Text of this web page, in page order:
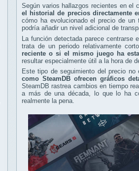
Según varios hallazgos recientes en el
el historial de precios directamente
cómo ha evolucionado el precio de
podría añadir un nivel adicional de
La función detectada parece centrarse
trata de un periodo relativamente
reciente o si el mismo juego ha
resultar especialmente útil a la hora de
Este tipo de seguimiento del precio
como SteamDB ofrecen gráficos
SteamDB rastrea cambios en tiempo
a más de una década, lo que lo ha
realmente la pena.